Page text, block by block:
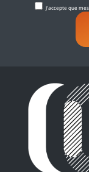
J'accepte que